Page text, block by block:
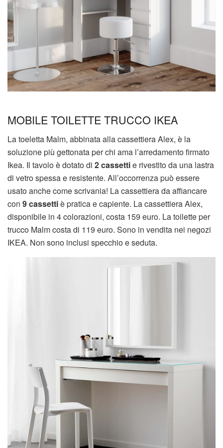
MOBILE TOILETTE TRUCCO IKEA
La toeletta Malm, abbinata alla cassettiera Alex, è la
soluzione più gettonata per chi ama l’arredamento firmato
Ikea. Il tavolo è dotato di 2 cassettie rivestito da una lastra
di vetro spessa e resistente. All’occorrenza può essere
usato anche come scrivania! La cassettiera da affiancare
con 9 cassettiè pratica e capiente. La cassettiera Alex,
disponibile in 4 colorazioni, costa 159 euro. La toilette per
trucco Malm costa di 119 euro. Sono in vendita nei negozi
IKEA. Non sono inclusi specchio e seduta.